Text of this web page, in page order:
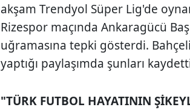
akşam Trendyol Süper Lig'de
Rizespor maçında Ankaragücü
uğramasına tepki gösterdi.
yaptığı paylaşımda şunları
"TÜRK FUTBOL HAYATININ